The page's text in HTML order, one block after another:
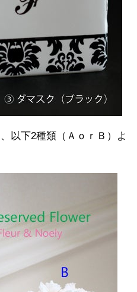
以下2種類（ＡｏｒＢ）よ